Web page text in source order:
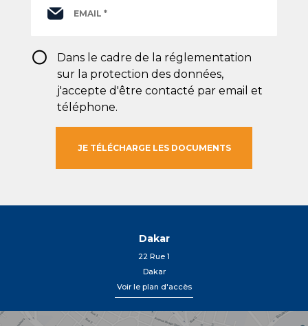
RGPD*
Dans le cadre de la réglementation
sur la protection des données,
j'accepte d'être contacté par email et
téléphone.
Dakar
22 Rue 1
Dakar
Voir le plan d'accès